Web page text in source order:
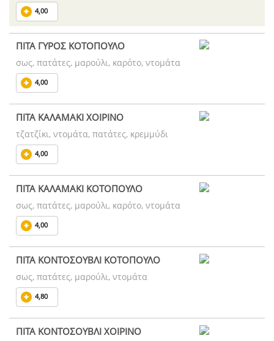
4,00
ΠΙΤΑ ΓΥΡΟΣ ΚΟΤΟΠΟΥΛΟ
σως, πατάτες, μαρούλι, καρότο, ντομάτα
4,00
ΠΙΤΑ ΚΑΛΑΜΑΚΙ ΧΟΙΡΙΝΟ
τζατζίκι, ντομάτα, πατάτες, κρεμμύδι
4,00
ΠΙΤΑ ΚΑΛΑΜΑΚΙ ΚΟΤΟΠΟΥΛΟ
σως, πατάτες, μαρούλι, καρότο, ντομάτα
4,00
ΠΙΤΑ ΚΟΝΤΟΣΟΥΒΛΙ ΚΟΤΟΠΟΥΛΟ
σως, πατάτες, μαρούλι, ντομάτα
4,80
ΠΙΤΑ ΚΟΝΤΟΣΟΥΒΛΙ ΧΟΙΡΙΝΟ